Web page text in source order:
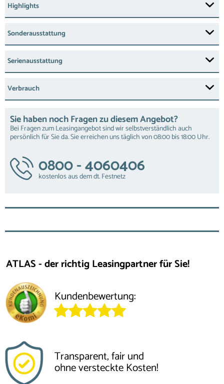
Highlights
Sonderausstattung
Serienausstattung
Verbrauch
Sie haben noch Fragen zu diesem Angebot?
Bei Fragen zum Leasingangebot sind wir selbstverständlich auch
persönlich für Sie da. Sie erreichen uns täglich von 08:00 bis 18:00 Uhr.
0800 - 4060406
kostenlos aus dem dt. Festnetz
ATLAS - der richtig Leasingpartner für Sie!
Kundenbewertung:
Transparent, fair und
ohne versteckte Kosten!